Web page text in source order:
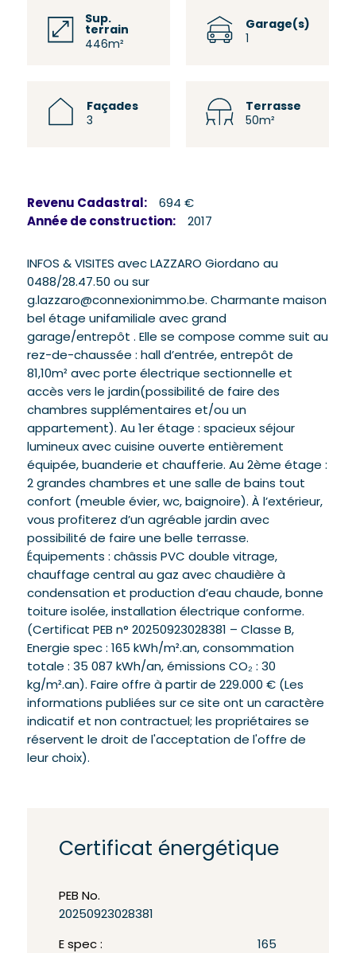
Sup.
terrain
446m²
Garage(s)
Façades
3
Terrasse
50m²
Revenu Cadastral:
694 €
Année de construction:
2017
INFOS & VISITES avec LAZZARO Giordano au
0488/28.47.50 ou sur
g.lazzaro@connexionimmo.be. Charmante maison
bel étage unifamiliale avec grand
garage/entrepôt . Elle se compose comme suit au
rez-de-chaussée : hall d’entrée, entrepôt de
81,10m² avec porte électrique sectionnelle et
accès vers le jardin(possibilité de faire des
chambres supplémentaires et/ou un
appartement). Au 1er étage : spacieux séjour
lumineux avec cuisine ouverte entièrement
équipée, buanderie et chaufferie. Au 2ème étage :
2 grandes chambres et une salle de bains tout
confort (meuble évier, wc, baignoire). À l’extérieur,
vous profiterez d’un agréable jardin avec
possibilité de faire une belle terrasse.
Équipements : châssis PVC double vitrage,
chauffage central au gaz avec chaudière à
condensation et production d’eau chaude, bonne
toiture isolée, installation électrique conforme.
(Certificat PEB n° 20250923028381 – Classe B,
Energie spec : 165 kWh/m².an, consommation
totale : 35 087 kWh/an, émissions CO₂ : 30
kg/m².an). Faire offre à partir de 229.000 € (Les
informations publiées sur ce site ont un caractère
indicatif et non contractuel; les propriétaires se
réservent le droit de l'acceptation de l'offre de
leur choix).
Certificat énergétique
PEB No.
20250923028381
E spec :
165